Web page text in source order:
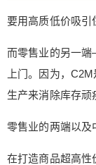
要用高质低价吸
而零售业的另一
上门。因为，
生产来消除库存顽
零售业的两端以及
在打造商品超高性